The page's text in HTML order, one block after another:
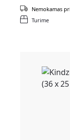
Turime
Nemokamas